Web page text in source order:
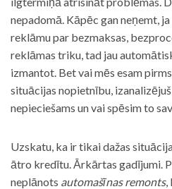
nepadomā. Kāpēc gan neņemt,
reklāmu par bezmaksas,
reklāmas triku, tad jau
izmantot. Bet vai mēs esam
situācijas nopietnību,
nepieciešams un vai spēsim to
Uzskatu, ka ir tikai dažas
ātro kredītu. Ārkārtas gadījumi.
neplānots automašīnas remonts,